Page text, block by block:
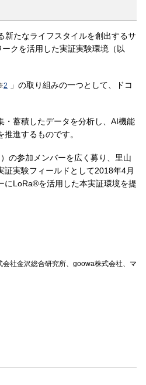
新たなライフスタイルを創出するサ
クを活用した実証実験環境（以
2
」の取り組みの一つとして、ドコ
・蓄積したデータを分析し、AI機能
進するものです。
の参加メンバーを広く募り、里山
実験フィールドとして2018年4月
にLoRa®を活用した本実証環境を提
社金沢総合研究所、goowa株式会社、マ